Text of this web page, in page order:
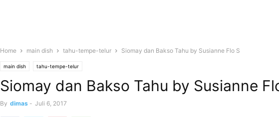
Home main dish tahu-tempe-telur Siomay dan Bakso Tahu by Susianne Flo S
main dish tahu-tempe-telur
Siomay dan Bakso Tahu by Susianne
By dimas - Juli 6, 2017